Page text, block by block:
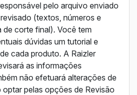
pelo arquivo enviado
(textos, números e
de corte final). Você tem
dúvidas um tutorial e
cada produto. A Raizler
as informações
não efetuará alterações de
pelas opções de Revisão